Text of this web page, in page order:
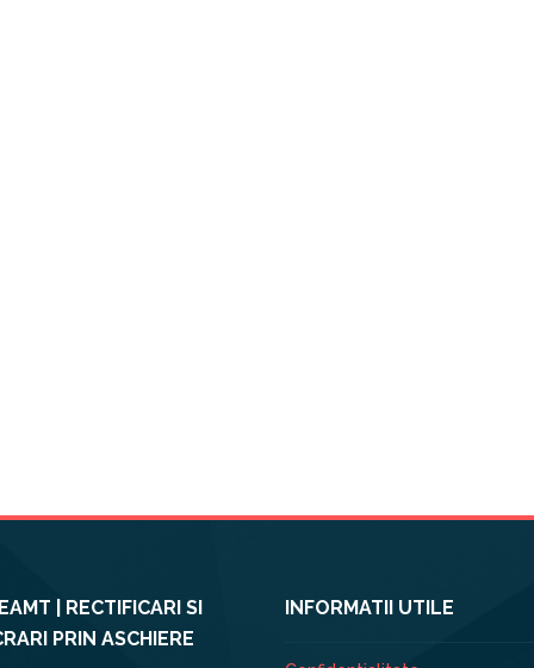
| RECTIFICARI SI
PRIN ASCHIERE
INFORMATII UTILE